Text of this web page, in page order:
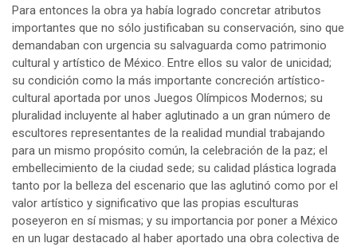
Para entonces la obra ya había logrado concretar atributos
importantes que no sólo justificaban su conservación, sino que
demandaban con urgencia su salvaguarda como patrimonio
cultural y artístico de México. Entre ellos su valor de unicidad;
su condición como la más importante concreción artístico-
cultural aportada por unos Juegos Olímpicos Modernos; su
pluralidad incluyente al haber aglutinado a un gran número de
escultores representantes de la realidad mundial trabajando
para un mismo propósito común, la celebración de la paz; el
embellecimiento de la ciudad sede; su calidad plástica lograda
tanto por la belleza del escenario que las aglutinó como por el
valor artístico y significativo que las propias esculturas
poseyeron en sí mismas; y su importancia por poner a México
en un lugar destacado al haber aportado una obra colectiva de